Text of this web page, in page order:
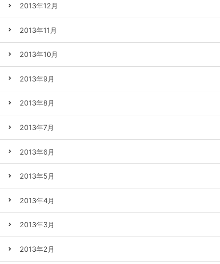
2013年12月
2013年11月
2013年10月
2013年9月
2013年8月
2013年7月
2013年6月
2013年5月
2013年4月
2013年3月
2013年2月